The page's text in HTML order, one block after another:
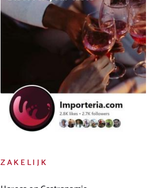
ZAKELIJK